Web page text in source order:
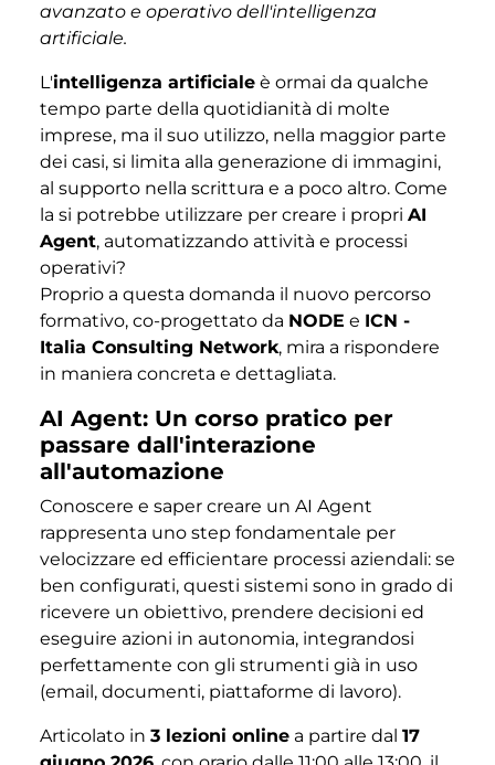
avanzato e operativo dell'intelligenza
artificiale.
L'intelligenza artificiale è ormai da qualche
tempo parte della quotidianità di molte
imprese, ma il suo utilizzo, nella maggior parte
dei casi, si limita alla generazione di immagini,
al supporto nella scrittura e a poco altro. Come
la si potrebbe utilizzare per creare i propri AI
Agent, automatizzando attività e processi
operativi?
Proprio a questa domanda il nuovo percorso
formativo, co-progettato da NODE e ICN -
Italia Consulting Network, mira a rispondere
in maniera concreta e dettagliata.
AI Agent: Un corso pratico per
passare dall'interazione
all'automazione
Conoscere e saper creare un AI Agent
rappresenta uno step fondamentale per
velocizzare ed efficientare processi aziendali: se
ben configurati, questi sistemi sono in grado di
ricevere un obiettivo, prendere decisioni ed
eseguire azioni in autonomia, integrandosi
perfettamente con gli strumenti già in uso
(email, documenti, piattaforme di lavoro).
Articolato in 3 lezioni online a partire dal 17